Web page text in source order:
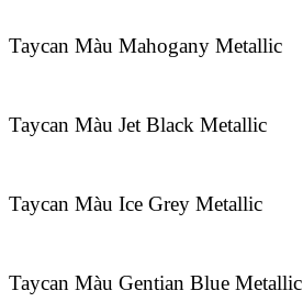
Taycan Màu Mahogany Metallic
Taycan Màu Jet Black Metallic
Taycan Màu Ice Grey Metallic
Taycan Màu Gentian Blue Metallic